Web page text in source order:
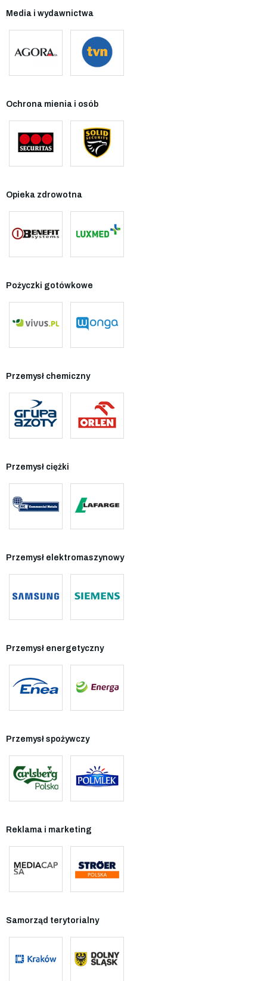
Media i wydawnictwa
Ochrona mienia i osób
Opieka zdrowotna
Pożyczki gotówkowe
Przemysł chemiczny
Przemysł ciężki
Przemysł elektromaszynowy
Przemysł energetyczny
Przemysł spożywczy
Reklama i marketing
Samorząd terytorialny